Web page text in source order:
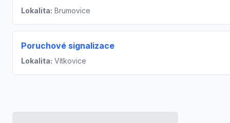
Lokalita: Brumovice
Poruchové signalizace
Lokalita: Vítkovice